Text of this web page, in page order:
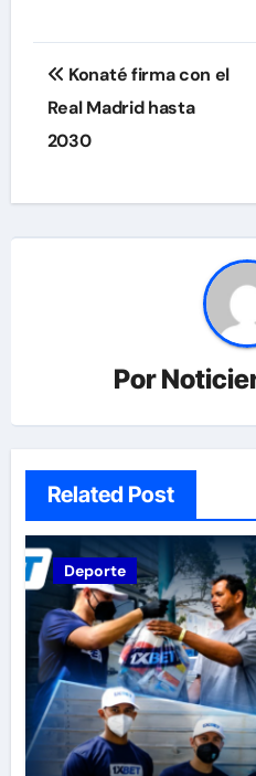
Navegación
de
entradas
Konaté firma con el
Real Madrid hasta
2030
Por
Related Post
Deporte